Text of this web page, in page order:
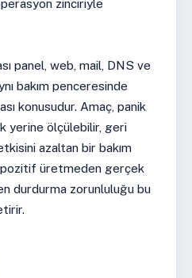
zinciriyle
panel, web, mail, DNS ve
bakım penceresinde
konusudur. Amaç, panik
yerine ölçülebilir, geri
azaltan bir bakım
pozitif üretmeden gerçek
durdurma zorunluluğu bu